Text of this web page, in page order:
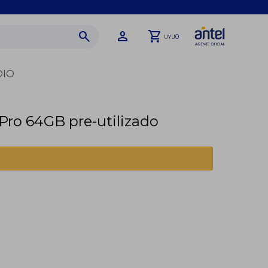
UYU0
64GB pre-utilizado